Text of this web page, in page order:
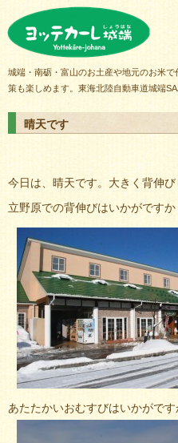
城端・南砺・富山のお土産や地元のお米
策も楽しめます。東海北陸自動車道城端
晴天です
今日は、晴天です。大きく背伸び
立野原での背伸びはいかがですか
あたたかいおむすびはいかがです